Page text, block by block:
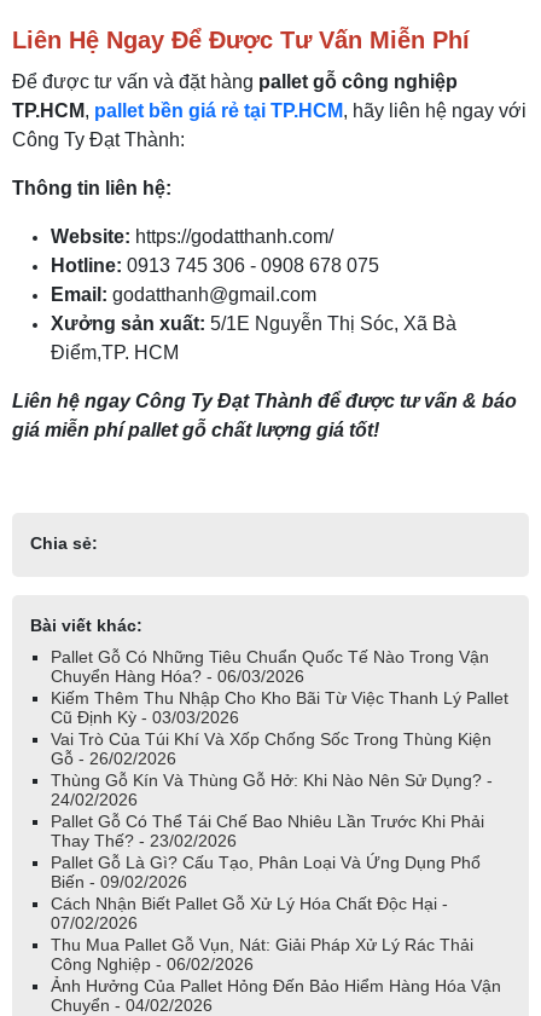
Liên Hệ Ngay Để Được Tư Vấn Miễn Phí
Để được tư vấn và đặt hàng pallet gỗ công nghiệp
TP.HCM, pallet bền giá rẻ tại TP.HCM, hãy liên hệ ngay với
Công Ty Đạt Thành:
Thông tin liên hệ:
Website: https://godatthanh.com/
Hotline: 0913 745 306 - 0908 678 075
Email: godatthanh@gmail.com
Xưởng sản xuất: 5/1E Nguyễn Thị Sóc, Xã Bà
Điểm,TP. HCM
Liên hệ ngay Công Ty Đạt Thành để được tư vấn & báo
giá miễn phí pallet gỗ chất lượng giá tốt!
Chia sẻ:
Bài viết khác:
Pallet Gỗ Có Những Tiêu Chuẩn Quốc Tế Nào Trong Vận
Chuyển Hàng Hóa? - 06/03/2026
Kiếm Thêm Thu Nhập Cho Kho Bãi Từ Việc Thanh Lý Pallet
Cũ Định Kỳ - 03/03/2026
Vai Trò Của Túi Khí Và Xốp Chống Sốc Trong Thùng Kiện
Gỗ - 26/02/2026
Thùng Gỗ Kín Và Thùng Gỗ Hở: Khi Nào Nên Sử Dụng? -
24/02/2026
Pallet Gỗ Có Thể Tái Chế Bao Nhiêu Lần Trước Khi Phải
Thay Thế? - 23/02/2026
Pallet Gỗ Là Gì? Cấu Tạo, Phân Loại Và Ứng Dụng Phổ
Biến - 09/02/2026
Cách Nhận Biết Pallet Gỗ Xử Lý Hóa Chất Độc Hại -
07/02/2026
Thu Mua Pallet Gỗ Vụn, Nát: Giải Pháp Xử Lý Rác Thải
Công Nghiệp - 06/02/2026
Ảnh Hưởng Của Pallet Hỏng Đến Bảo Hiểm Hàng Hóa Vận
Chuyển - 04/02/2026